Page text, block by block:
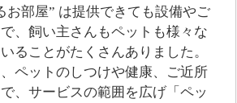
お部屋” は提供できても設備やご
、飼い主さんもペットも様々な
ることがたくさんありました。
ペットのしつけや健康、ご近所
、サービスの範囲を広げ「ペッ